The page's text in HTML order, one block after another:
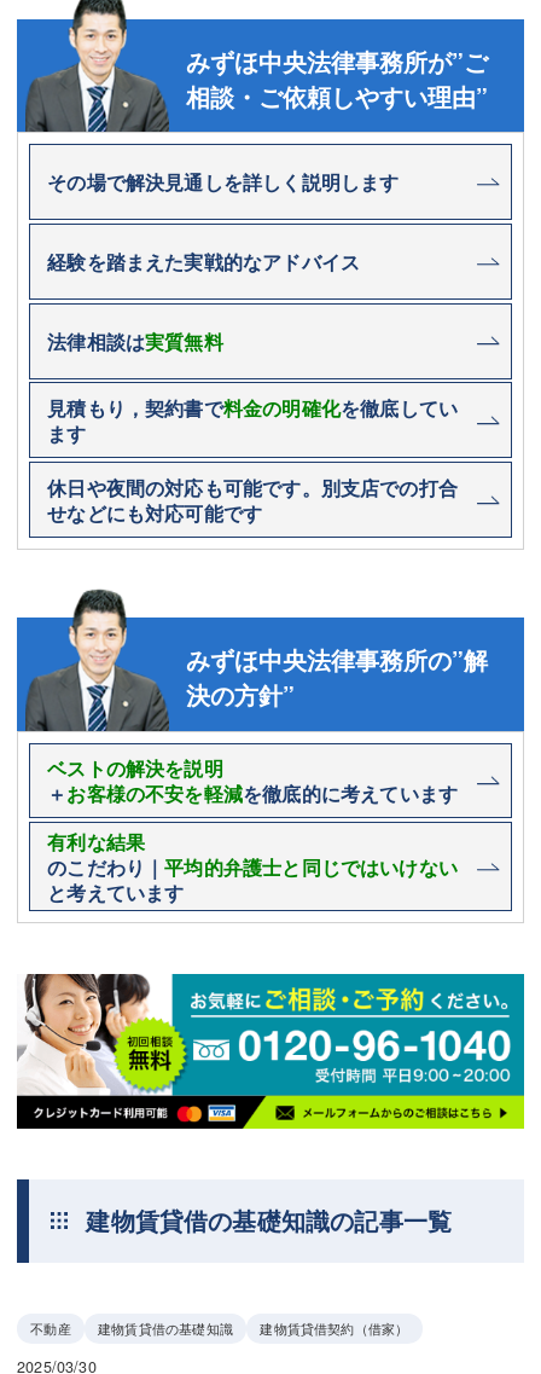
みずほ中央法律事務所が”ご
相談・ご依頼しやすい理由”
その場で解決見通しを詳しく説明します
経験を踏まえた実戦的なアドバイス
法律相談は実質無料
見積もり，契約書で料金の明確化を徹底してい
ます
休日や夜間の対応も可能です。別支店での打合
せなどにも対応可能です
みずほ中央法律事務所の”解
決の方針”
ベストの解決を説明
＋お客様の不安を軽減を徹底的に考えています
有利な結果
のこだわり｜平均的弁護士と同じではいけない
と考えています
建物賃貸借の基礎知識の記事一覧
不動産 建物賃貸借の基礎知識 建物賃貸借契約（借家）
2025/03/30